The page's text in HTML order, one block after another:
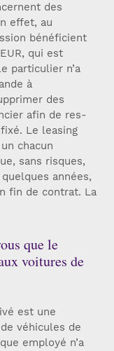
des
effet, au
bénéficient
qui est
particulier n’a
à
des
afin de res-
Le leasing
chacun
sans risques,
années,
fin de contrat. La
que le
voitures de
est une
véhicules de
employé n’a